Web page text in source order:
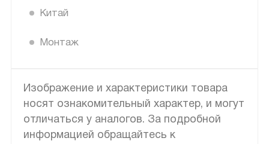
Китай
Монтаж
Изображение и характеристики товара
носят ознакомительный характер, и могут
отличаться у аналогов. За подробной
информацией обращайтесь к